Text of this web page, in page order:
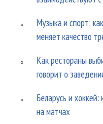
Музыка и спорт:
меняет качество
Как рестораны
говорит о
Беларусь и
на матчах